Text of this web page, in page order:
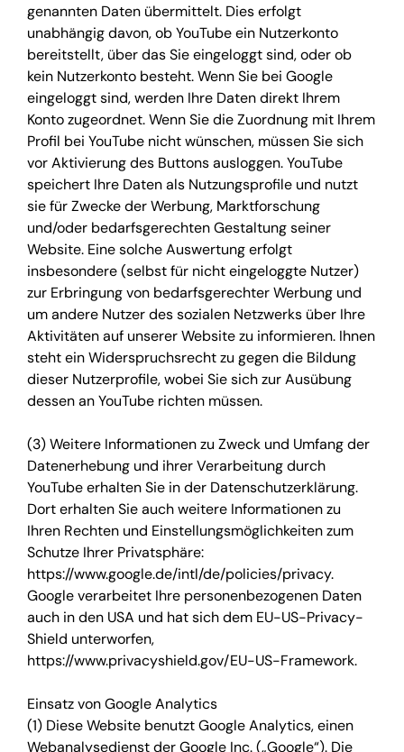
genannten Daten übermittelt. Dies erfolgt
unabhängig davon, ob YouTube ein Nutzerkonto
bereitstellt, über das Sie eingeloggt sind, oder ob
kein Nutzerkonto besteht. Wenn Sie bei Google
eingeloggt sind, werden Ihre Daten direkt Ihrem
Konto zugeordnet. Wenn Sie die Zuordnung mit Ihrem
Profil bei YouTube nicht wünschen, müssen Sie sich
vor Aktivierung des Buttons ausloggen. YouTube
speichert Ihre Daten als Nutzungsprofile und nutzt
sie für Zwecke der Werbung, Marktforschung
und/oder bedarfsgerechten Gestaltung seiner
Website. Eine solche Auswertung erfolgt
insbesondere (selbst für nicht eingeloggte Nutzer)
zur Erbringung von bedarfsgerechter Werbung und
um andere Nutzer des sozialen Netzwerks über Ihre
Aktivitäten auf unserer Website zu informieren. Ihnen
steht ein Widerspruchsrecht zu gegen die Bildung
dieser Nutzerprofile, wobei Sie sich zur Ausübung
dessen an YouTube richten müssen.
(3) Weitere Informationen zu Zweck und Umfang der
Datenerhebung und ihrer Verarbeitung durch
YouTube erhalten Sie in der Datenschutzerklärung.
Dort erhalten Sie auch weitere Informationen zu
Ihren Rechten und Einstellungsmöglichkeiten zum
Schutze Ihrer Privatsphäre:
https://www.google.de/intl/de/policies/privacy.
Google verarbeitet Ihre personenbezogenen Daten
auch in den USA und hat sich dem EU-US-Privacy-
Shield unterworfen,
https://www.privacyshield.gov/EU-US-Framework.
Einsatz von Google Analytics
(1) Diese Website benutzt Google Analytics, einen
Webanalysedienst der Google Inc. („Google“). Die